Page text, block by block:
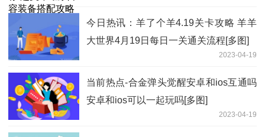
今日热讯：羊了个羊4.19关卡攻略 羊羊
大世界4月19日每日一关通关流程[多图]
2023-04-19
当前热点-合金弹头觉醒安卓和ios互通吗
安卓和ios可以一起玩吗[多图]
2023-04-19